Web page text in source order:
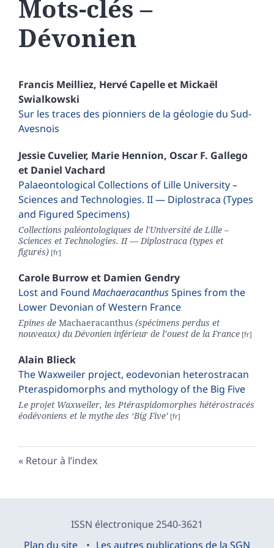
Mots-clés –
Dévonien
Francis Meilliez, Hervé Capelleet Mickaël
Swialkowski
Sur les traces des pionniers de la géologie du Sud-
Avesnois
Jessie Cuvelier, Marie Hennion, Oscar F. Gallego
et Daniel Vachard
Palaeontological Collections of Lille University –
Sciences and Technologies. II — Diplostraca (Types
and Figured Specimens)
Collections paléontologiques de l'Université de Lille –
Sciences et Technologies. II — Diplostraca (types et
figurés)
Carole Burrowet Damien Gendry
Lost and Found MachaeracanthusSpines from the
Lower Devonian of Western France
Epines de Machaeracanthus (spécimens perdus et
nouveaux) du Dévonien inférieur de l’ouest de la France
Alain Blieck
The Waxweiler project, eodevonian heterostracan
Pteraspidomorphs and mythology of the Big Five
Le projet Waxweiler, les Ptéraspidomorphes hétérostracés
éodévoniens et le mythe des ‘Big Five’
Retour à l’index
ISSN électronique 2540-3621
Plan du site
Les autres publications de la SGN